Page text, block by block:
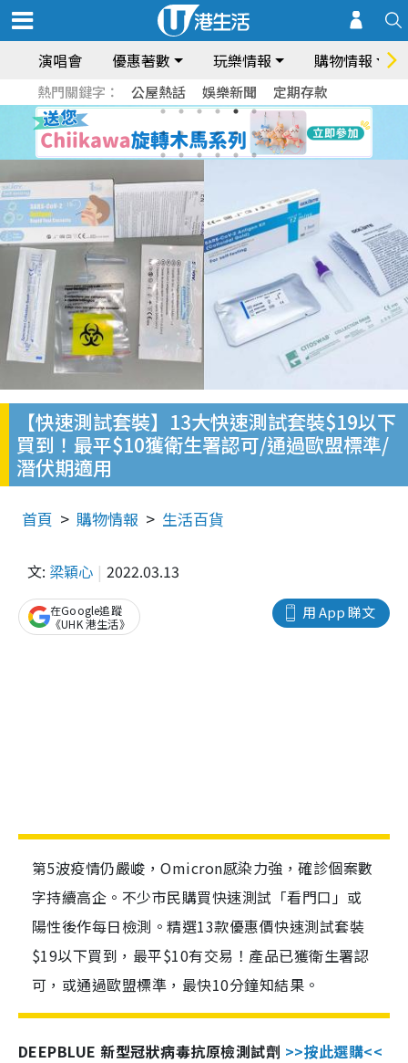
演唱會 優惠著數 玩樂情報 購物情報
熱門關鍵字： 公屋熱話 娛樂新聞 定期存款
【快速測試套裝】13大快速測試套裝$19以下
買到！最平$10獲衛生署認可/通過歐盟標準/
潛伏期適用
首頁 購物情報 生活百貨
文: 梁穎心 2022.03.13
用 App 睇文
在Google追蹤
《UHK 港生活》
第5波疫情仍嚴峻，Omicron感染力強，確診個案數
字持續高企。不少市民購買快速測試「看門口」或
陽性後作每日檢測。精選13款優惠價快速測試套裝
$19以下買到，最平$10有交易！產品已獲衛生署認
可，或通過歐盟標準，最快10分鐘知結果。
DEEPBLUE 新型冠狀病毒抗原檢測試劑 >>按此選購<<